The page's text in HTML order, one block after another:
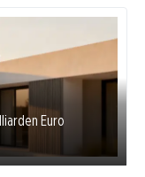
Euro